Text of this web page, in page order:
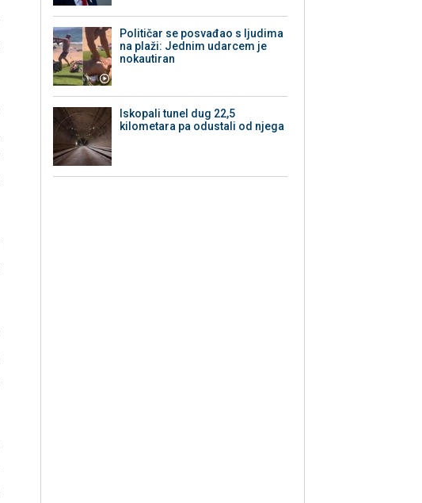
Političar se posvađao s ljudima
na plaži: Jednim udarcem je
nokautiran
Iskopali tunel dug 22,5
kilometara pa odustali od njega